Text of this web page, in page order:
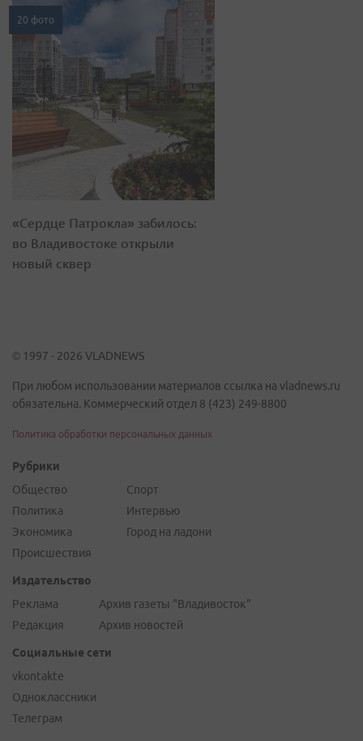
20 фото
«Сердце Патрокла» забилось:
во Владивостоке открыли
новый сквер
© 1997 - 2026 VLADNEWS
При любом использовании материалов ссылка на vladnews.ru
обязательна. Коммерческий отдел 8 (423) 249-8800
Политика обработки персональных данных
Рубрики
Общество
Политика
Экономика
Происшествия
Спорт
Интервью
Город на ладони
Издательство
Реклама
Редакция
Архив газеты "Владивосток"
Архив новостей
Социальные сети
vkontakte
Одноклассники
Телеграм